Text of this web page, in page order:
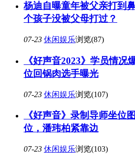
杨迪自曝童年被父亲打到
个孩子没被父母打过？
07-23 休闲娱乐浏览(87)
《好声音2023》学员情况
位回锅肉选手曝光
07-23 休闲娱乐浏览(107)
《好声音》录制导师坐位
位，潘玮柏紧靠边
07-23 休闲娱乐浏览(103)